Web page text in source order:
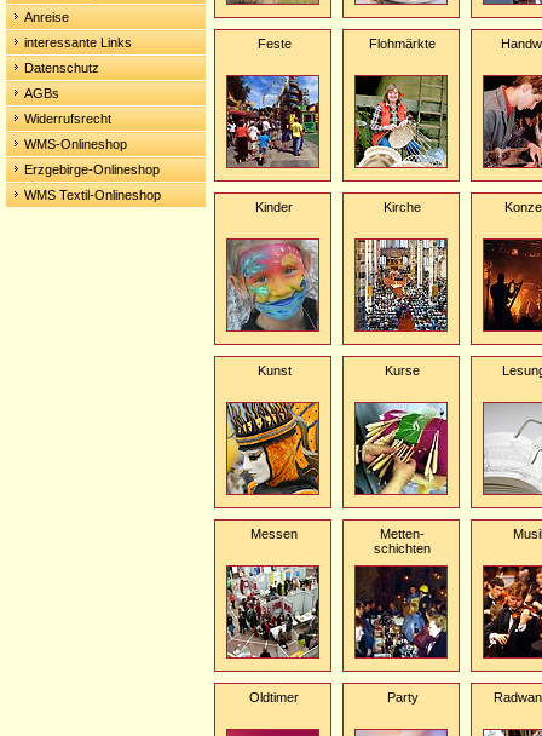
Anreise
interessante Links
Datenschutz
AGBs
Widerrufsrecht
WMS-Onlineshop
Erzgebirge-Onlineshop
WMS Textil-Onlineshop
Feste Flohmärkte
Kinder Kirche
Kunst Kurse
Messen
Metten-
schichten
Oldtimer Party